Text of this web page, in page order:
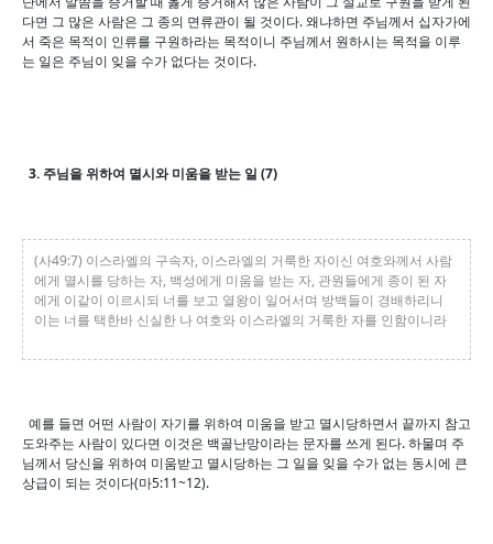
다면 그 많은 사람은 그 종의 면류관이 될 것이다. 왜냐하면 주님께서 십자가에
서 죽은 목적이 인류를 구원하라는 목적이니 주님께서 원하시는 목적을 이루
는 일은 주님이 잊을 수가 없다는 것이다.
3. 주님을 위하여 멸시와 미움을 받는 일 (7)
(사49:7) 이스라엘의 구속자, 이스라엘의 거룩한 자이신 여호와께서 사람
에게 멸시를 당하는 자, 백성에게 미움을 받는 자, 관원들에게 종이 된 자
에게 이같이 이르시되 너를 보고 열왕이 일어서며 방백들이 경배하리니
이는 너를 택한바 신실한 나 여호와 이스라엘의 거룩한 자를 인함이니라
예를 들면 어떤 사람이 자기를 위하여 미움을 받고 멸시당하면서 끝까지 참고
도와주는 사람이 있다면 이것은 백골난망이라는 문자를 쓰게 된다. 하물며 주
님께서 당신을 위하여 미움받고 멸시당하는 그 일을 잊을 수가 없는 동시에 큰
상급이 되는 것이다(마5:11~12).